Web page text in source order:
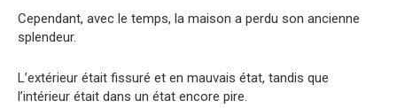
Cependant, avec le temps, la maison a perdu son ancienne
splendeur.
L’extérieur était fissuré et en mauvais état, tandis que
l’intérieur était dans un état encore pire.